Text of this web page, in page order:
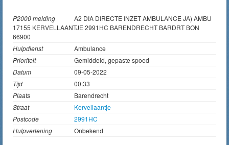
P2000 melding
A2 DIA DIRECTE INZET AMBULANCE JA) AMBU
17155 KERVELLAANTJE 2991HC BARENDRECHT BARDRT BON
66900
Hulpdienst
Ambulance
Prioriteit
Gemiddeld, gepaste spoed
Datum
09-05-2022
Tijd
00:33
Plaats
Barendrecht
Straat
Kervellaantje
Postcode
2991HC
Hulpverlening
Onbekend